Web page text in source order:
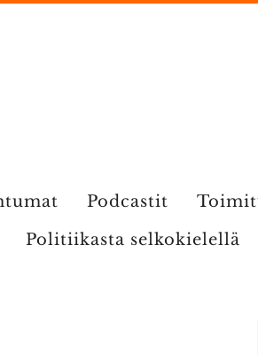
Podcastit
Politiikasta selkokielellä